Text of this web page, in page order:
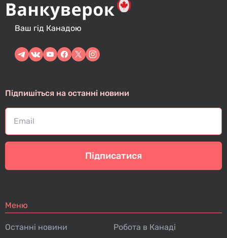
Ваш гід Канадою
Підпишіться на останні новини
Підписатися
Меню
Останні новини Робота в Канаді